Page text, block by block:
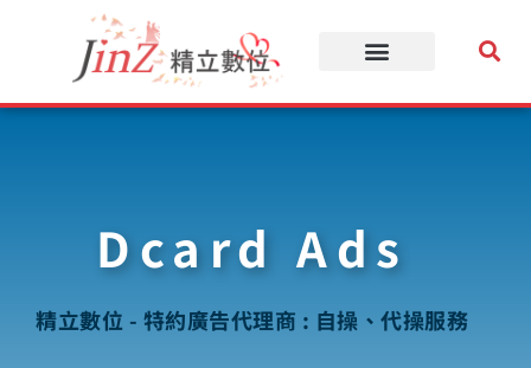
要
Dcard Ads
精立數位 - 特約廣告代理商 : 自操、代操服務